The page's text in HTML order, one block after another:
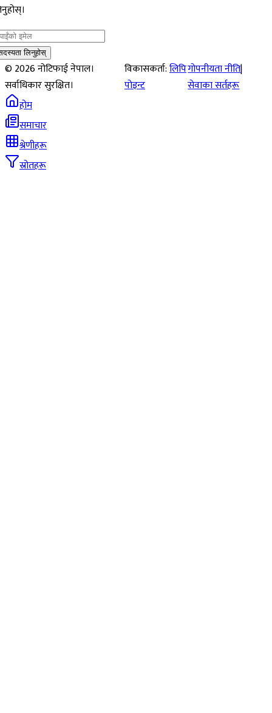
लिनुहोस्
©2026नोटिफाई नेपाल।
सर्वाधिकार सुरक्षित।
विकासकर्ता:लिपि
पोइन्ट
गोपनीयता नीति|
सेवाका सर्तहरू
होम
समाचार
श्रेणीहरू
स्रोतहरू